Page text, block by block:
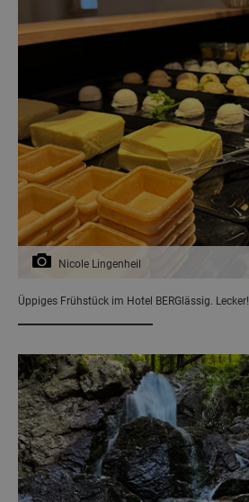
Nicole Lingenheil
Üppiges Frühstück im Hotel BERGlässig. Lecker!